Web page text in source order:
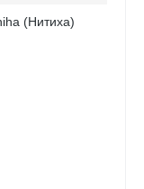
(Нитиха)